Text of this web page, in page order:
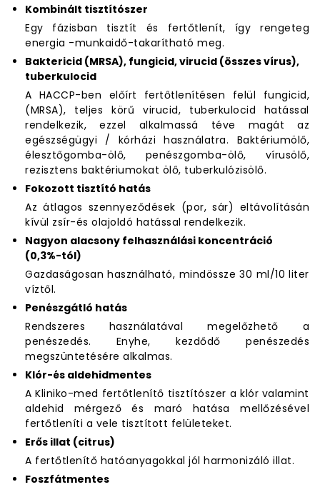
Kombinált tisztítószer
Egy fázisban tisztít és fertőtlenít, így rengeteg
energia -munkaidő-takarítható meg.
Baktericid (MRSA), fungicid, virucid (összes vírus),
tuberkulocid
A HACCP-ben előírt fertőtlenítésen felül fungicid,
(MRSA), teljes körű virucid, tuberkulocid hatással
rendelkezik, ezzel alkalmassá téve magát az
egészségügyi / kórházi használatra. Baktériumölő,
élesztőgomba-ölő, penészgomba-ölő, vírusölő,
rezisztens baktériumokat ölő, tuberkulózisölő.
Fokozott tisztító hatás
Az átlagos szennyeződések (por, sár) eltávolításán
kívül zsír-és olajoldó hatással rendelkezik.
Nagyon alacsony felhasználási koncentráció
(0,3%-tól)
Gazdaságosan használható, mindössze 30 ml/10 liter
víztől.
Penészgátló hatás
Rendszeres használatával megelőzhető a
penészedés. Enyhe, kezdődő penészedés
megszüntetésére alkalmas.
Klór-és aldehidmentes
A Kliniko-med fertőtlenítő tisztítószer a klór valamint
aldehid mérgező és maró hatása mellőzésével
fertőtleníti a vele tisztított felületeket.
Erős illat (citrus)
A fertőtlenítő hatóanyagokkal jól harmonizáló illat.
Foszfátmentes